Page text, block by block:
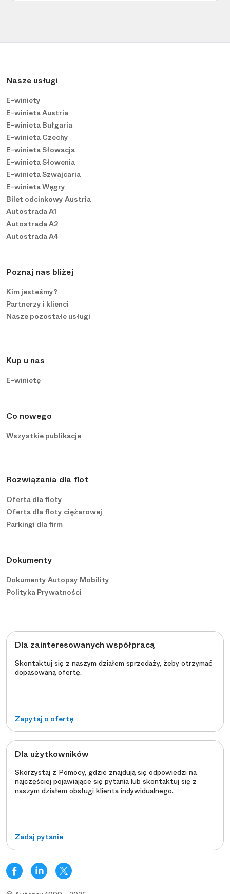
Nasze usługi
E-winiety
E-winieta Austria
E-winieta Bułgaria
E-winieta Czechy
E-winieta Słowacja
E-winieta Słowenia
E-winieta Szwajcaria
E-winieta Węgry
Bilet odcinkowy Austria
Autostrada A1
Autostrada A2
Autostrada A4
Poznaj nas bliżej
Kim jesteśmy?
Partnerzy i klienci
Nasze pozostałe usługi
Kup u nas
E-winietę
Co nowego
Wszystkie publikacje
Rozwiązania dla flot
Oferta dla floty
Oferta dla floty ciężarowej
Parkingi dla firm
Dokumenty
Dokumenty Autopay Mobility
Polityka Prywatności
Dla zainteresowanych współpracą
Skontaktuj się z naszym działem sprzedaży, żeby otrzymać
dopasowaną ofertę.
Zapytaj o ofertę
Dla użytkowników
Skorzystaj z Pomocy, gdzie znajdują się odpowiedzi na
najczęściej pojawiające się pytania lub skontaktuj się z
naszym działem obsługi klienta indywidualnego.
Zadaj pytanie